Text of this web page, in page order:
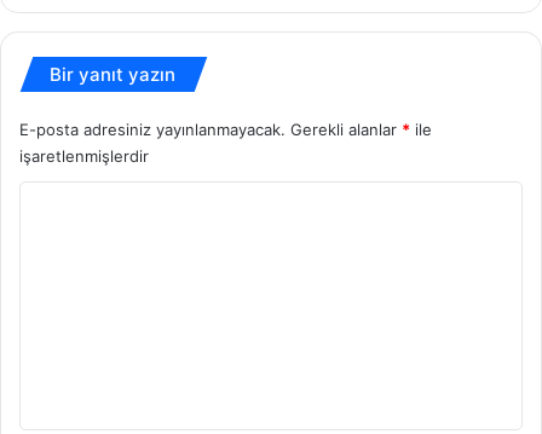
Bir yanıt yazın
E-posta adresiniz yayınlanmayacak. Gerekli alanlar * ile
işaretlenmişlerdir